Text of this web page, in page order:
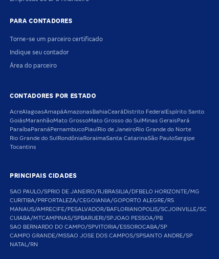
PARA CONTADORES
Torne-se um parceiro certificado
Indique seu contador
Área do parceiro
CONTADORES POR ESTADO
AcreAlagoasAmapáAmazonas BahiaCeará Distrito Federal Espírito Santo
GoiásMaranhãoMato GrossoMato Grosso do Sul Minas Gerais Pará
Paraíba Paraná PernambucoPiauíRio de JaneiroRio Grande do Norte
Rio Grande do Sul Rondônia RoraimaSanta CatarinaSão PauloSergipe
Tocantins
PRINCIPAIS CIDADES
SAO PAULO/SPRIO DE JANEIRO/RJBRASILIA/DFBELO HORIZONTE/MG
CURITIBA/PRFORTALEZA/CEGOIANIA/GOPORTO ALEGRE/RS
MANAUS/AMRECIFE/PESALVADOR/BAFLORIANOPOLIS/SCJOINVILLE/SC
CUIABA/MTCAMPINAS/SPBARUERI/SPJOAO PESSOA/PB
SAO BERNARDO DO CAMPO/SPVITORIA/ESSOROCABA/SP
CAMPO GRANDE/MSSAO JOSE DOS CAMPOS/SPSANTO ANDRE/SP
NATAL/RN